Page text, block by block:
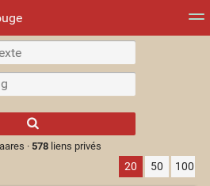
results.
· 578liens privés
20 50 100